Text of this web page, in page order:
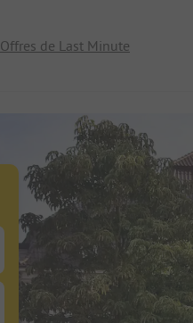
Offres de Last Minute